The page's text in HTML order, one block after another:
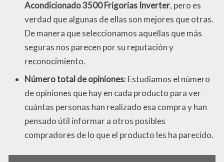
Acondicionado 3500 Frigorias Inverter, pero es
verdad que algunas de ellas son mejores que otras.
De manera que seleccionamos aquellas que más
seguras nos parecen por su reputación y
reconocimiento.
Número total de opiniones: Estudiamos el número
de opiniones que hay en cada producto para ver
cuántas personas han realizado esa compra y han
pensado útil informar a otros posibles
compradores de lo que el producto les ha parecido.